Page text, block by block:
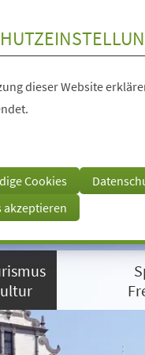
dieser Website
Cookies
akzeptieren